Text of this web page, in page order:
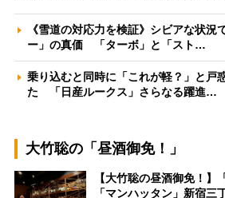
《雪道の対応力を検証》シビアな状況
ー」の真価 「ターボ」と「スト…
乗り込むと同時に「これが軽？」と戸
た 「日産ルークス」さらなる躍進…
大竹聡の「昼酒御免！」
【大竹聡の昼酒御免！】
「マンハッタン」新宿